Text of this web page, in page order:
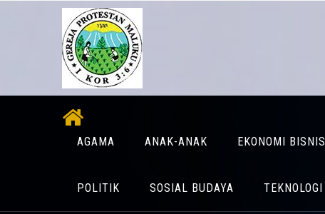
AGAMA ANAK-ANAK EKONOMI BISNIS
POLITIK SOSIAL BUDAYA TEKNOLOGI